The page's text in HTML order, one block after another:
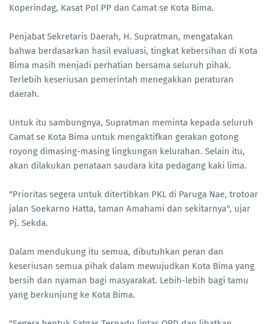
Koperindag, Kasat Pol PP dan Camat se Kota Bima.
Penjabat Sekretaris Daerah, H. Supratman, mengatakan
bahwa berdasarkan hasil evaluasi, tingkat kebersihan di Kota
Bima masih menjadi perhatian bersama seluruh pihak.
Terlebih keseriusan pemerintah menegakkan peraturan
daerah.
Untuk itu sambungnya, Supratman meminta kepada seluruh
Camat se Kota Bima untuk mengaktifkan gerakan gotong
royong dimasing-masing lingkungan kelurahan. Selain itu,
akan dilakukan penataan saudara kita pedagang kaki lima.
"Prioritas segera untuk ditertibkan PKL di Paruga Nae, trotoar
jalan Soekarno Hatta, taman Amahami dan sekitarnya", ujar
Pj. Sekda.
Dalam mendukung itu semua, dibutuhkan peran dan
keseriusan semua pihak dalam mewujudkan Kota Bima yang
bersih dan nyaman bagi masyarakat. Lebih-lebih bagi tamu
yang berkunjung ke Kota Bima.